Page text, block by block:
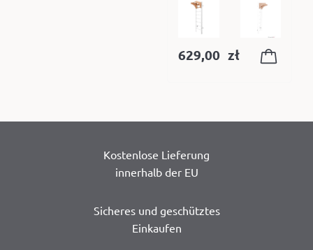
629,00 zł
Kostenlose Lieferung
innerhalb der EU
Sicheres und geschütztes
Einkaufen